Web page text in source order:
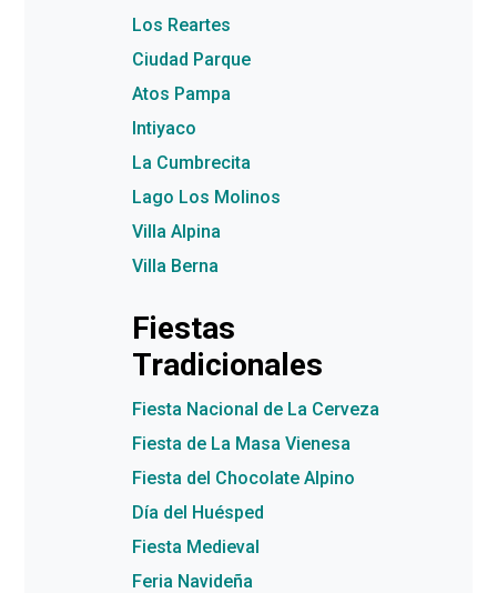
Los Reartes
Ciudad Parque
Atos Pampa
Intiyaco
La Cumbrecita
Lago Los Molinos
Villa Alpina
Villa Berna
Fiestas
Tradicionales
Fiesta Nacional de La Cerveza
Fiesta de La Masa Vienesa
Fiesta del Chocolate Alpino
Día del Huésped
Fiesta Medieval
Feria Navideña